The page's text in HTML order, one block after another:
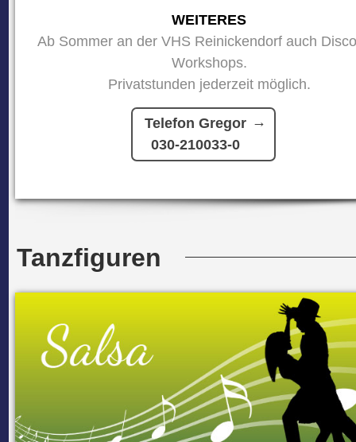
WEITERES
Ab Sommer an der VHS Reinickendorf auch
Workshops.
Privatstunden jederzeit möglich.
Telefon Gregor
030-210033-0
Tanzfiguren